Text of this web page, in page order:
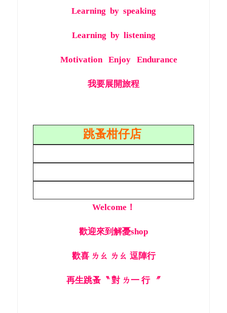
Learning by speaking
Learning by listening
Motivation Enjoy Endurance
我要展開旅程
跳蚤柑仔店
Welcome！
歡迎來到解憂shop
歡喜 ㄌㄠ ㄌㄠ 逗陣行
再生跳蚤〝 對 ㄌ一 行 〞